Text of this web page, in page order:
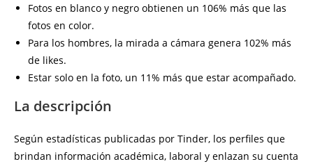
Fotos en blanco y negro obtienen un 106% más que las
fotos en color.
Para los hombres, la mirada a cámara genera 102% más
de likes.
Estar solo en la foto, un 11% más que estar acompañado.
La descripción
Según estadísticas publicadas por Tinder, los perfiles que
brindan información académica, laboral y enlazan su cuenta